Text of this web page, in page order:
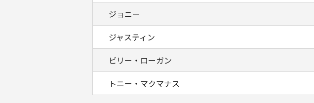
ジョニー
ジャスティン
ビリー・ローガン
トニー・マクマナス